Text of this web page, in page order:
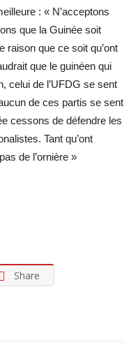
: « N’acceptons
que la Guinée soit
raison que ce soit qu’ont
que le guinéen qui
celui de l’UFDG se sent
de ces partis se sent
cessons de défendre les
Tant qu’ont
de l’ornière »
Share